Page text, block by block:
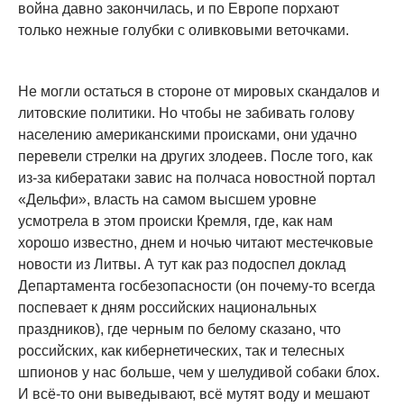
война давно закончилась, и по Европе порхают
только нежные голубки с оливковыми веточками.
Не могли остаться в стороне от мировых скандалов и
литовские политики. Но чтобы не забивать голову
населению американскими происками, они удачно
перевели стрелки на других злодеев. После того, как
из-за кибератаки завис на полчаса новостной портал
«Дельфи», власть на самом высшем уровне
усмотрела в этом происки Кремля, где, как нам
хорошо известно, днем и ночью читают местечковые
новости из Литвы. А тут как раз подоспел доклад
Департамента госбезопасности (он почему-то всегда
поспевает к дням российских национальных
праздников), где черным по белому сказано, что
российских, как кибернетических, так и телесных
шпионов у нас больше, чем у шелудивой собаки блох.
И всё-то они выведывают, всё мутят воду и мешают